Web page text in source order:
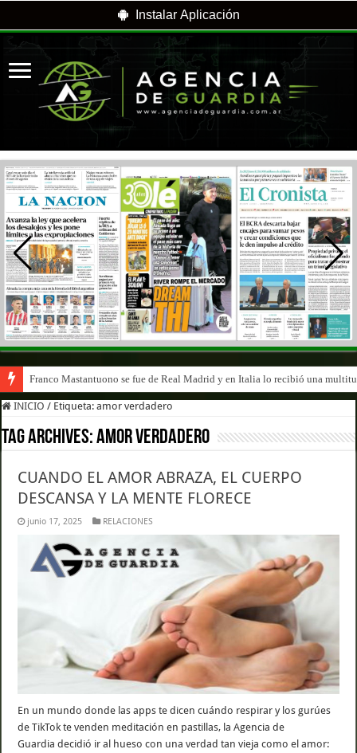
Instalar Aplicación
Franco Mastantuono se fue de Real Madrid y en Italia lo recibió una
INICIO / Etiqueta:amor verdadero
Tag Archives:amor verdadero
CUANDO EL AMOR ABRAZA, EL CUERPO
DESCANSA Y LA MENTE FLORECE
junio 17, 2025 RELACIONES
En un mundo donde las apps te dicen cuándo respirar y los gurúes
de TikTok te venden meditación en pastillas, la Agencia de
Guardia decidió ir al hueso con una verdad tan vieja como el amor: